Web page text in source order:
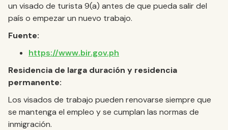
un visado de turista 9(a) antes de que pueda salir del
país o empezar un nuevo trabajo.
Fuente:
https://www.bir.gov.ph
Residencia de larga duración y residencia
permanente:
Los visados de trabajo pueden renovarse siempre que
se mantenga el empleo y se cumplan las normas de
inmigración.